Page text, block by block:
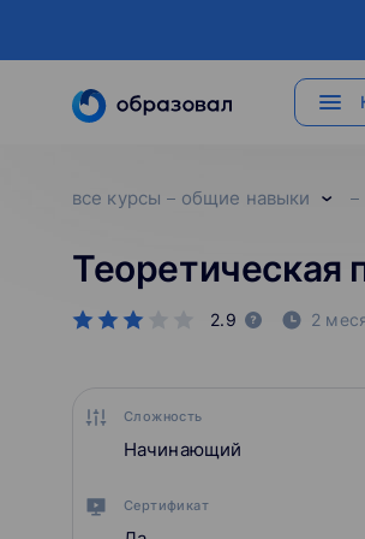
все курсы общие навыки
Теоретическая
2.9 2
Сложность
Начинающий
Сертификат